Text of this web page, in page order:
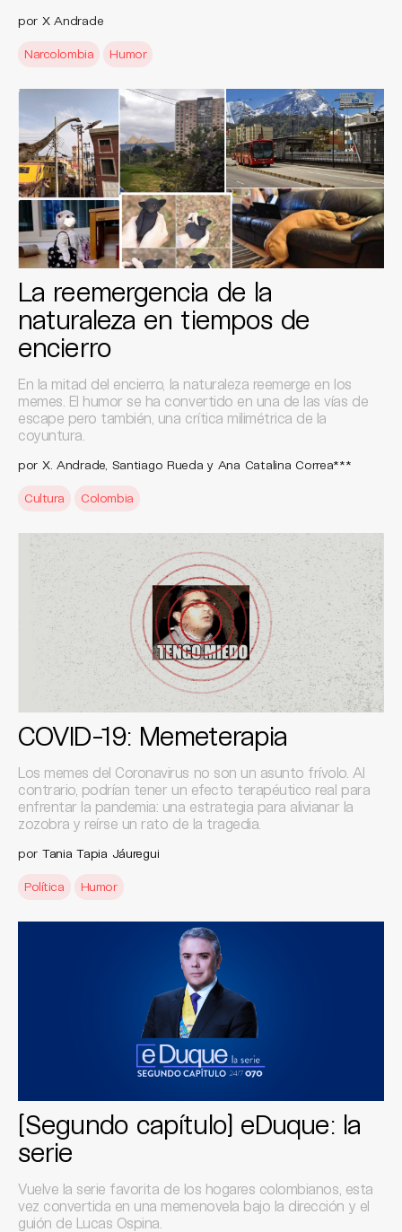
por X Andrade
Narcolombia Humor
La reemergencia de la
naturaleza en tiempos de
encierro
En la mitad del encierro, la naturaleza reemerge en los
memes. El humor se ha convertido en una de las vías de
escape pero también, una crítica milimétrica de la
coyuntura.
por X. Andrade, Santiago Rueda y Ana Catalina Correa***
Cultura Colombia
COVID-19: Memeterapia
Los memes del Coronavirus no son un asunto frívolo. Al
contrario, podrían tener un efecto terapéutico real para
enfrentar la pandemia: una estrategia para alivianar la
zozobra y reírse un rato de la tragedia.
por Tania Tapia Jáuregui
Política Humor
[Segundo capítulo] eDuque: la
serie
Vuelve la serie favorita de los hogares colombianos, esta
vez convertida en una memenovela bajo la dirección y el
guión de Lucas Ospina.